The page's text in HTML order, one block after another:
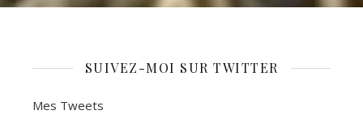
SUIVEZ-MOI SUR TWITTER
Mes Tweets